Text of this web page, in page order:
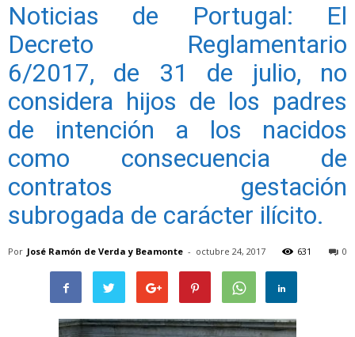
Noticias de Portugal: El
Decreto Reglamentario
6/2017, de 31 de julio, no
considera hijos de los padres
de intención a los nacidos
como consecuencia de
contratos gestación
subrogada de carácter ilícito.
Por José Ramón de Verda y Beamonte - octubre 24, 2017 0
631